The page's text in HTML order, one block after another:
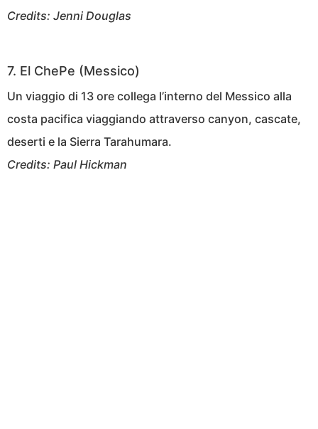
Credits: Jenni Douglas
7. El ChePe (Messico)
Un viaggio di 13 ore collega l’interno del Messico alla
costa pacifica viaggiando attraverso canyon, cascate,
deserti e la Sierra Tarahumara.
Credits: Paul Hickman